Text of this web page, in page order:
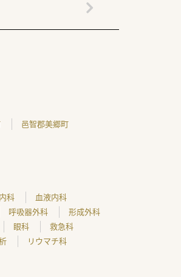
邑智郡美郷町
科
血液内科
呼吸器外科
形成外科
眼科
救急科
リウマチ科